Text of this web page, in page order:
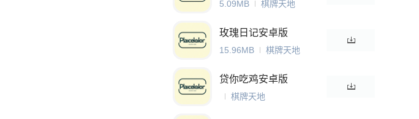
5.09MB 棋牌天地
玫瑰日记安卓版
15.96MB 棋牌天地
贷你吃鸡安卓版
棋牌天地